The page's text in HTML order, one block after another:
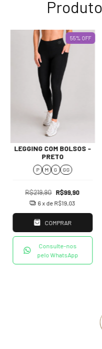
55% OFF
LEGGING COM BOLSOS -
PRETO
P M G GG
R$219,90 R$99,90
6x de R$19,03
COMPRAR
Consulte-nos
pelo WhatsApp